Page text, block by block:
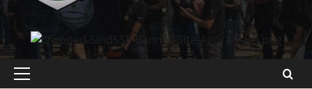
Primary